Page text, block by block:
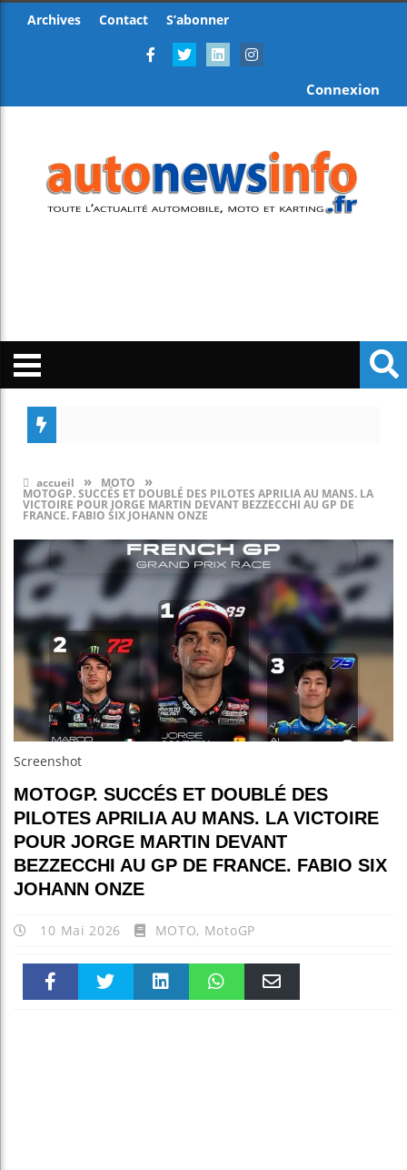
Archives Contact S’abonner
Connexion
accueil » MOTO »
MOTOGP. SUCCÉS ET DOUBLÉ DES PILOTES APRILIA AU MANS. LA
VICTOIRE POUR JORGE MARTIN DEVANT BEZZECCHI AU GP DE
FRANCE. FABIO SIX JOHANN ONZE
Screenshot
MOTOGP. SUCCÉS ET DOUBLÉ DES
PILOTES APRILIA AU MANS. LA VICTOIRE
POUR JORGE MARTIN DEVANT
BEZZECCHI AU GP DE FRANCE. FABIO SIX
JOHANN ONZE
10 Mai 2026 MOTO, MotoGP